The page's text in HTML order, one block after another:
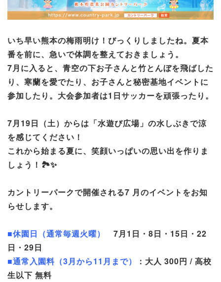
いち早い熊本の梅雨明け！びっくりしましたね。夏本
番を前に、急いで体調を整えておきましょう。
7月に入ると、青空の下お子さんと竹とんぼを飛ばした
り、寒蘭を愛でたり、お子さんと秘密基地イベントに
参加したり。大会参加者は1日サッカーを頑張ったり。
7月19日（土）からは「水遊び広場」の水しぶきで涼
を感じてください！
これから始まる夏に、笑顔いっぱいの思い出を作りま
しょう！🏞️✨
カントリーパークで開催される7 月のイベントをお知
らせします。
■休園日（通常毎週火曜） 7月1日・8日・15日・22
日・29日
■通常入園料（3月から11月まで）
：大人 300円 / 高校
生以下 無料